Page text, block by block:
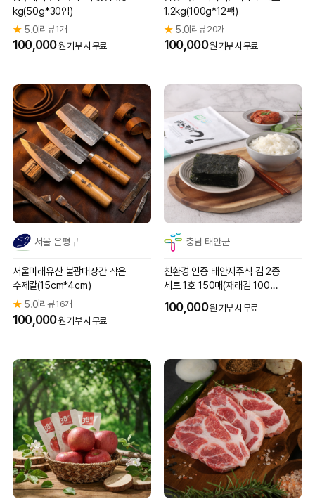
kg(50g*30입)
★5.0 리뷰 1개
100,000원 기부 시 무료
1.2kg(100g*12팩)
★ 5.0 리뷰 20개
100,000원 기부 시 무료
서울 은평구
서울미래유산 불광대장간 작은
수제칼(15cm*4cm)
★5.0 리뷰 16개
100,000원 기부 시 무료
충남 태안군
친환경 인증 태안지주식 김 2종
세트 1호 150매(재래김 100매
100,000원 기부 시 무료